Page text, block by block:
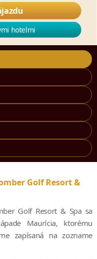
hotelmi
Golf Resort &
Golf Resort & Spa sa
Maurícia, ktorému
zapísaná na zozname